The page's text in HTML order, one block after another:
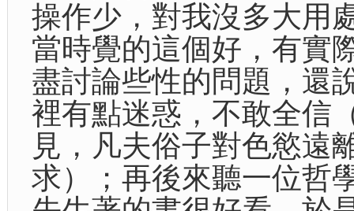
操作少，對我沒多大用
當時覺的這個好，有實
盡討論些性的問題，還
裡有點迷惑，不敢全信
見，凡夫俗子對色慾遠
求）；再後來聽一位哲